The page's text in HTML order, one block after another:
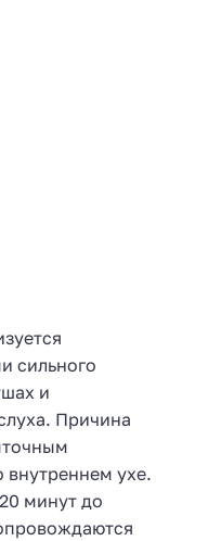
сильного
и
Причина
ухе.
минут до